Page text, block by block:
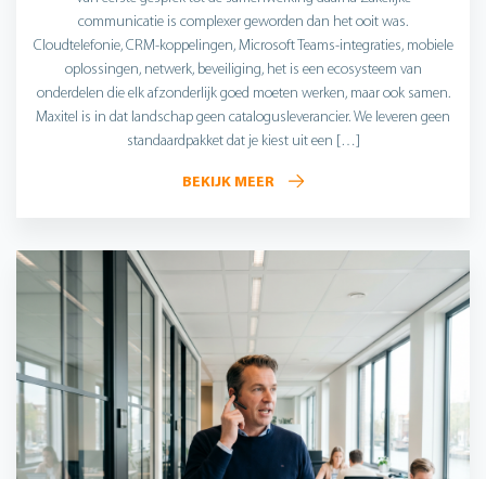
communicatie is complexer geworden dan het ooit was.
Cloudtelefonie, CRM-koppelingen, Microsoft Teams-integraties, mobiele
oplossingen, netwerk, beveiliging, het is een ecosysteem van
onderdelen die elk afzonderlijk goed moeten werken, maar ook samen.
Maxitel is in dat landschap geen catalogusleverancier. We leveren geen
standaardpakket dat je kiest uit een […]
BEKIJK MEER